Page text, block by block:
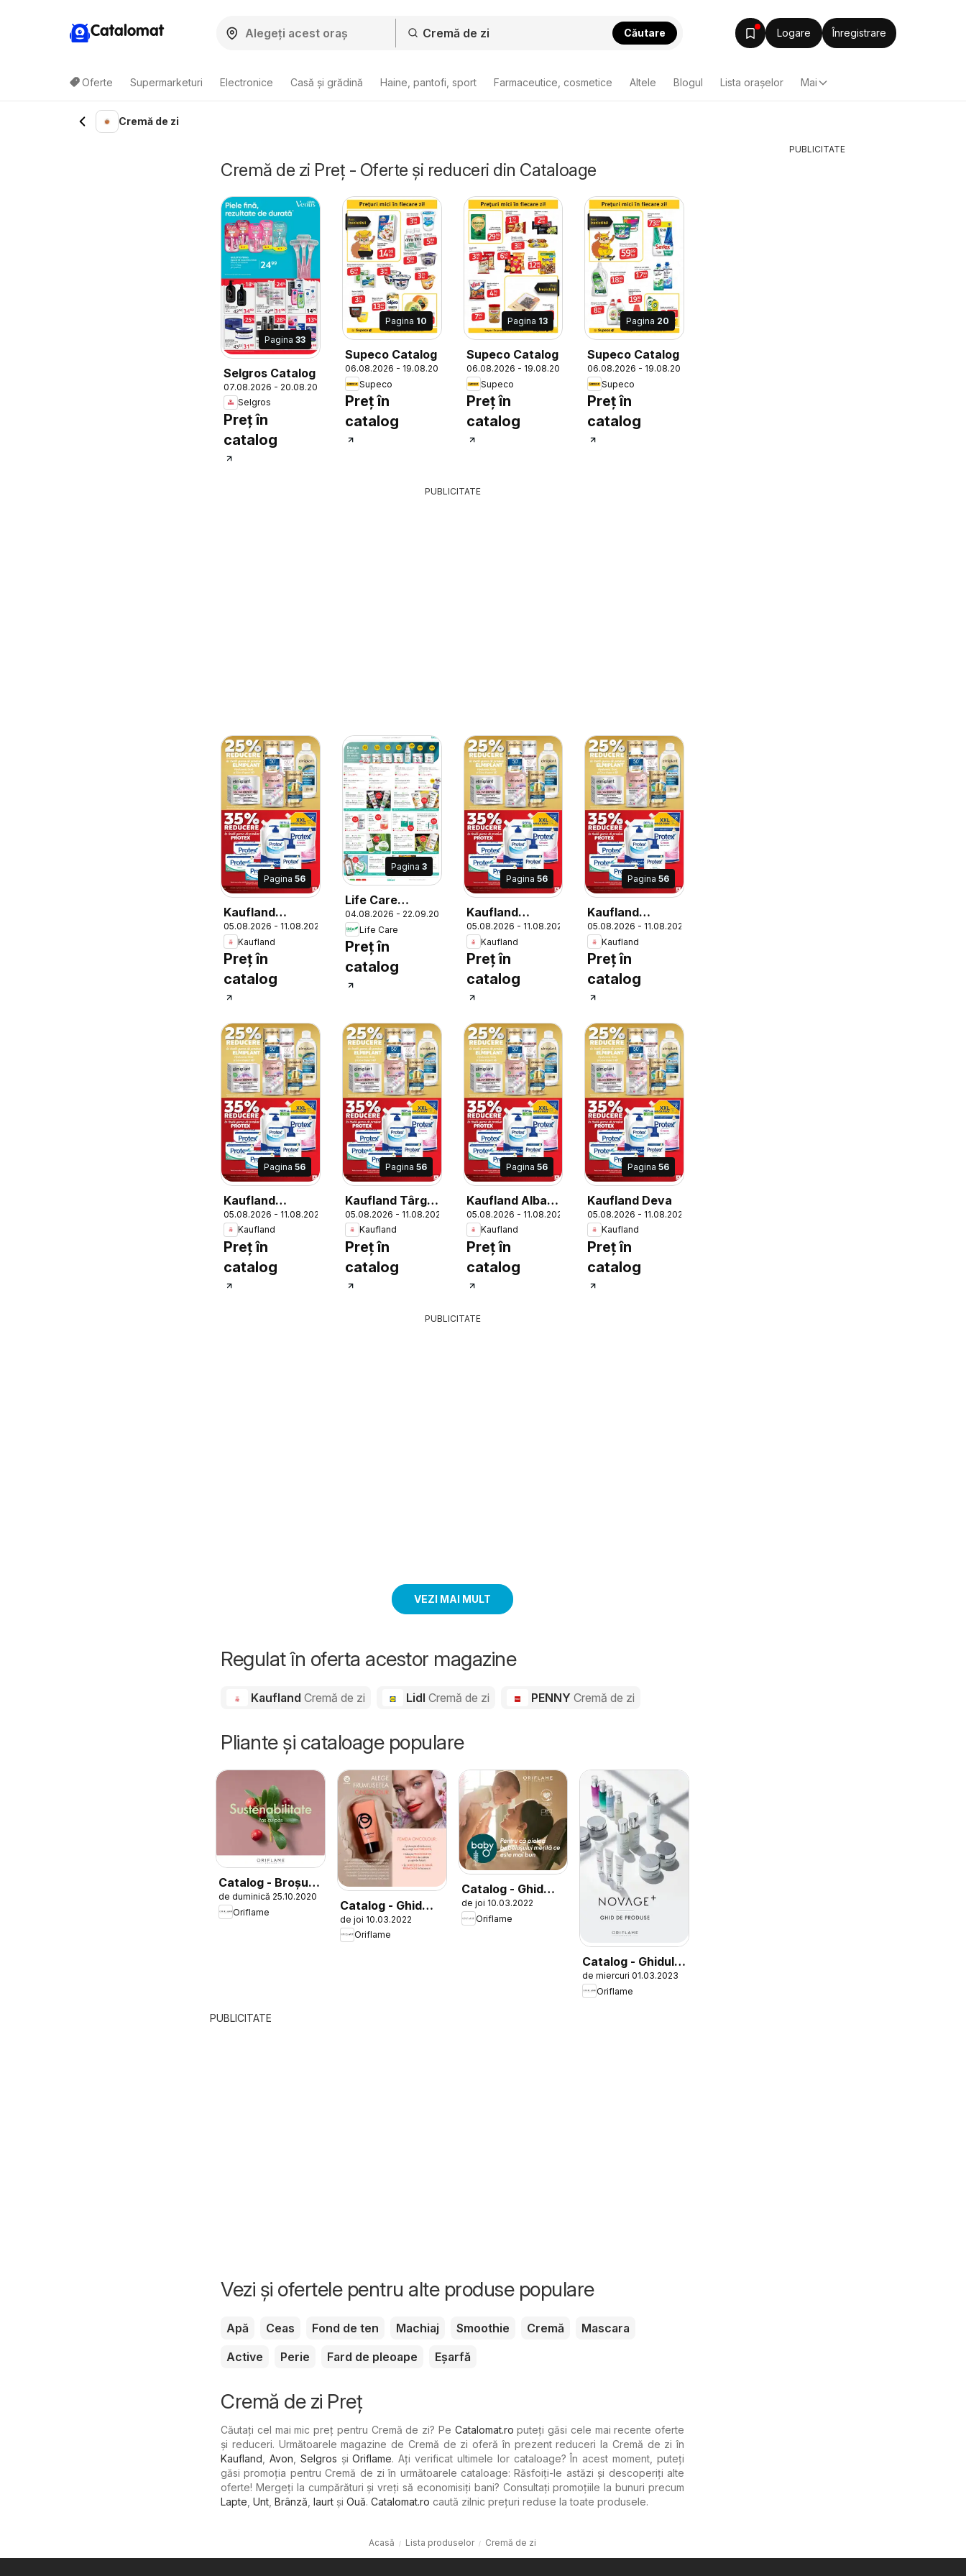
Catalomat Căutare Logare Înregistrare
Oferte Supermarketuri Electronice Casă și grădină Haine, pantofi, sport Farmaceutice, cosmetice Altele Blogul Lista oraşelor Mai
Cremă de zi
Cremă de zi Preț - Oferte și reduceri din Cataloage
Pagina 33
Selgros Catalog
07.08.2026 - 20.08.2026
Selgros
Preț în
catalog
Pagina 10
Supeco Catalog
06.08.2026 - 19.08.2026
Supeco
Preț în
catalog
Pagina 13
Supeco Catalog
06.08.2026 - 19.08.2026
Supeco
Preț în
catalog
Pagina 20
Supeco Catalog
06.08.2026 - 19.08.2026
Supeco
Preț în
catalog
PUBLICITATE
Pagina 56
Kaufland
Catalog
05.08.2026 - 11.08.2026
Kaufland
Preț în
catalog
Pagina 3
Life Care
Catalog
04.08.2026 - 22.09.2026
Life Care
Preț în
catalog
Pagina56
Kaufland
Domnesti
05.08.2026 - 11.08.2026
Kaufland
Preț în
catalog
Pagina 56
Kaufland
Sovata
05.08.2026 - 11.08.2026
Kaufland
Preț în
catalog
Pagina 56
Kaufland
Sfântu
Gheorghe
05.08.2026 - 11.08.2026
Kaufland
Preț în
catalog
Pagina 56
Kaufland Târgu
Jiu
05.08.2026 - 11.08.2026
Kaufland
Preț în
catalog
Pagina56
Kaufland Alba
Iulia
05.08.2026 - 11.08.2026
Kaufland
Preț în
catalog
Pagina 56
Kaufland Deva
05.08.2026 - 11.08.2026
Kaufland
Preț în
catalog
PUBLICITATE
VEZI MAI MULT
Regulat în oferta acestor magazine
Kaufland Cremă de zi LidlCremă de zi PENNYCremă de zi
Pliante și cataloage populare
Catalog - Broșură
Sustenabilitate
de duminică 25.10.2020
Oriflame
Catalog - Ghid
Oncolour
de joi 10.03.2022
Oriflame
Catalog - Ghid
Baby O
de joi 10.03.2022
Oriflame
Catalog - Ghidul
NOVAGE+
de miercuri 01.03.2023
Oriflame
PUBLICITATE
Vezi și ofertele pentru alte produse populare
Apă Ceas Fond de ten Machiaj Smoothie Cremă
Mascara
Active
Perie Fard de pleoape Eșarfă
Cremă de zi Preț
Căutați cel mai mic preț pentru Cremă de zi? Pe Catalomat.ro puteți găsi cele mai recente oferte
și reduceri. Următoarele magazine de Cremă de zi oferă în prezent reduceri la Cremă de zi în
Kaufland
Avon Selgros şiOriflame. Ați verificat ultimele lor cataloage? În acest moment, puteți
găsi promoția pentru Cremă de zi în următoarele cataloage: Răsfoiți-le astăzi și descoperiți alte
oferte! Mergeți la cumpărături și vreți să economisiți bani? Consultați promoțiile la bunuri precum
Lapte Unt Brânză Iaurt şi Ouă. Catalomat.ro caută zilnic prețuri reduse la toate produsele.
Acasă Lista produselor Cremă de zi
PUBLICITATE